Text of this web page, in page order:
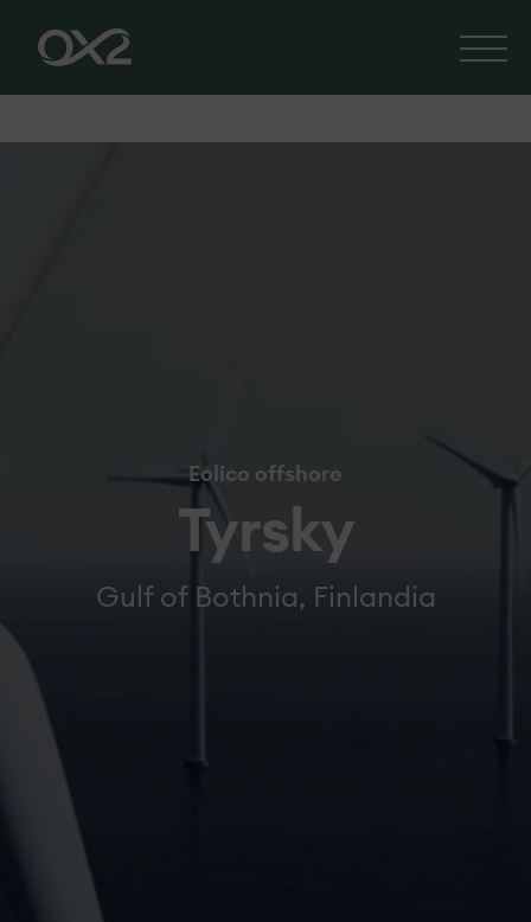
Eolico offshore
Tyrsky
Gulf of Bothnia, Finlandia